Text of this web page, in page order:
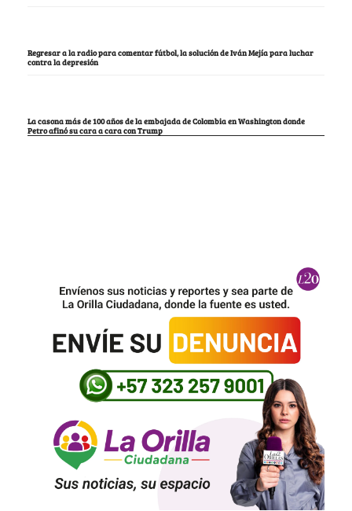
Regresar a la radio para comentar fútbol, la solución de Iván Mejía para luchar
contra la depresión
La casona más de 100 años de la embajada de Colombia en Washington donde
Petro afinó su cara a cara con Trump